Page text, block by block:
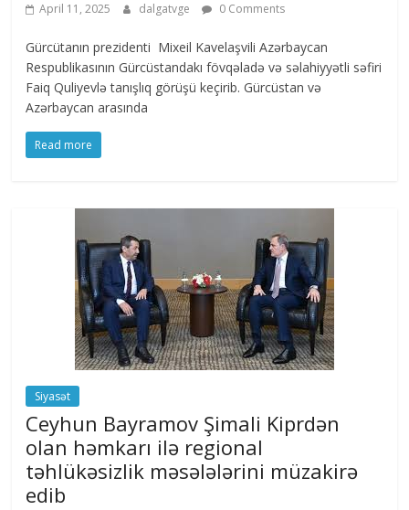
April 11, 2025 dalgatvge 0 Comments
Gürcütanın prezidenti Mixeil Kavelaşvili Azərbaycan
Respublikasının Gürcüstandakı fövqəladə və səlahiyyətli səfiri
Faiq Quliyevlə tanışlıq görüşü keçirib. Gürcüstan və
Azərbaycan arasında
Read more
Siyasət
Ceyhun Bayramov Şimali Kiprdən
olan həmkarı ilə regional
təhlükəsizlik məsələlərini müzakirə
edib